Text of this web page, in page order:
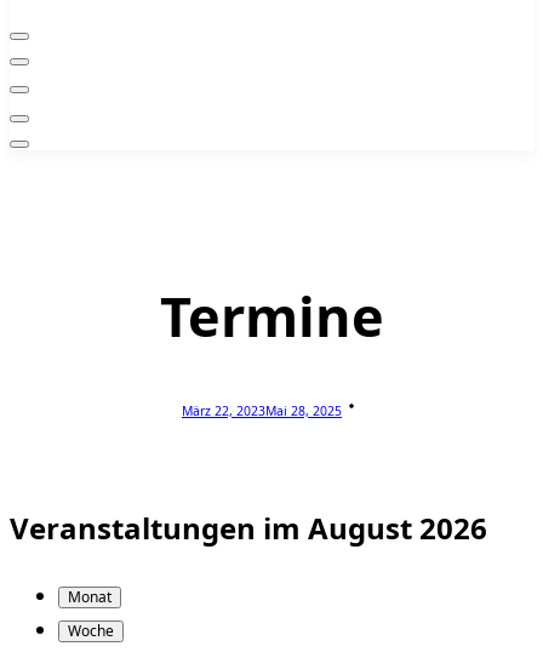
Termine
März 22, 2023Mai 28, 2025
Veranstaltungen im August 2026
Monat
Woche